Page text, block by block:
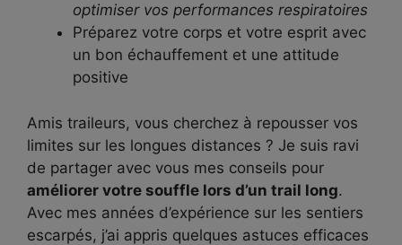
optimiser vos performances respiratoires
Préparez votre corps et votre esprit avec
un bon échauffement et une attitude
positive
Amis traileurs, vous cherchez à repousser vos
limites sur les longues distances ? Je suis ravi
de partager avec vous mes conseils pour
améliorer votre souffle lors d’un trail long.
Avec mes années d’expérience sur les sentiers
escarpés, j’ai appris quelques astuces efficaces